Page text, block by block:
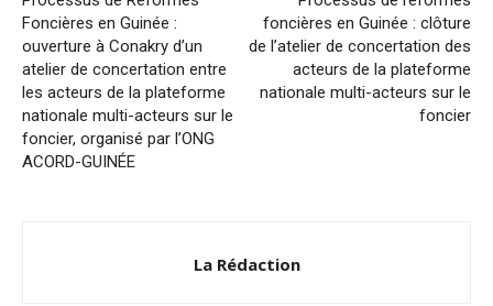
Foncières en Guinée :
ouverture à Conakry d’un
atelier de concertation entre
les acteurs de la plateforme
nationale multi-acteurs sur le
foncier, organisé par l’ONG
ACORD-GUINÉE
foncières en Guinée : clôture
de l’atelier de concertation des
acteurs de la plateforme
nationale multi-acteurs sur le
foncier
La Rédaction